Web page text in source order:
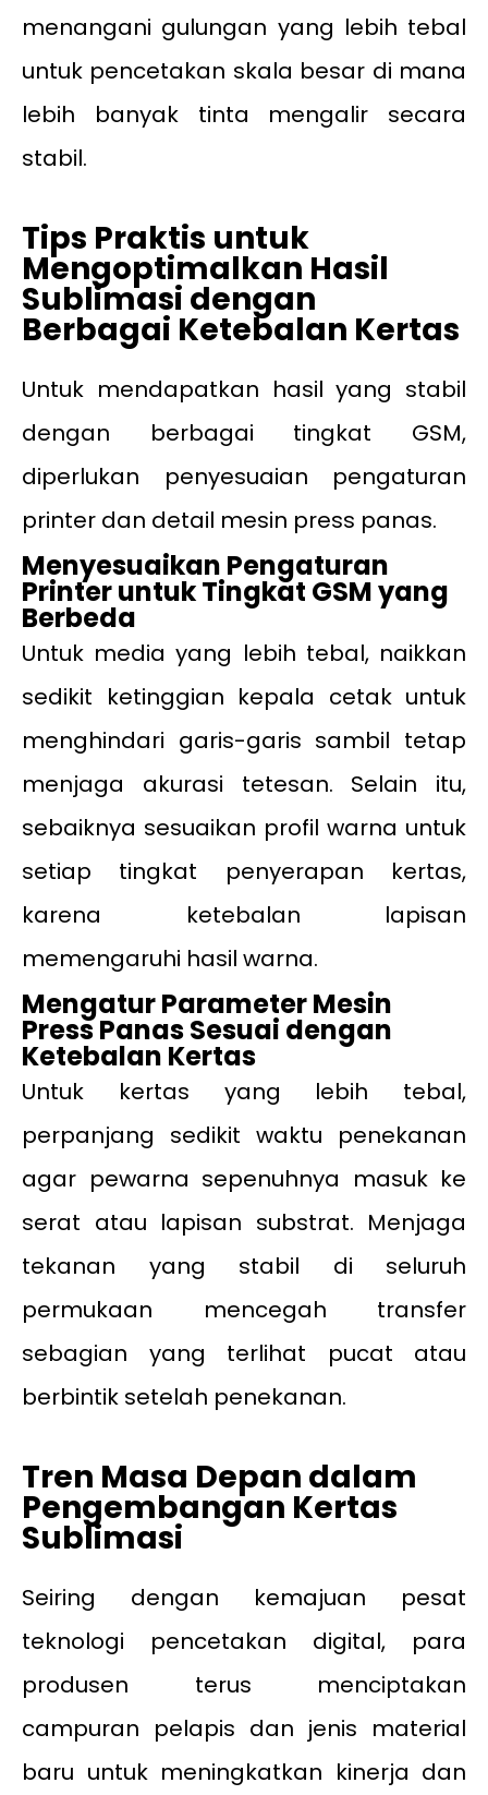
menangani gulungan yang lebih tebal
untuk pencetakan skala besar di mana
lebih banyak tinta mengalir secara
stabil.
Tips Praktis untuk
Mengoptimalkan Hasil
Sublimasi dengan
Berbagai Ketebalan Kertas
Untuk mendapatkan hasil yang stabil
dengan berbagai tingkat GSM,
diperlukan penyesuaian pengaturan
printer dan detail mesin press panas.
Menyesuaikan Pengaturan
Printer untuk Tingkat GSM yang
Berbeda
Untuk media yang lebih tebal, naikkan
sedikit ketinggian kepala cetak untuk
menghindari garis-garis sambil tetap
menjaga akurasi tetesan. Selain itu,
sebaiknya sesuaikan profil warna untuk
setiap tingkat penyerapan kertas,
karena ketebalan lapisan
memengaruhi hasil warna.
Mengatur Parameter Mesin
Press Panas Sesuai dengan
Ketebalan Kertas
Untuk kertas yang lebih tebal,
perpanjang sedikit waktu penekanan
agar pewarna sepenuhnya masuk ke
serat atau lapisan substrat. Menjaga
tekanan yang stabil di seluruh
permukaan mencegah transfer
sebagian yang terlihat pucat atau
berbintik setelah penekanan.
Tren Masa Depan dalam
Pengembangan Kertas
Sublimasi
Seiring dengan kemajuan pesat
teknologi pencetakan digital, para
produsen terus menciptakan
campuran pelapis dan jenis material
baru untuk meningkatkan kinerja dan